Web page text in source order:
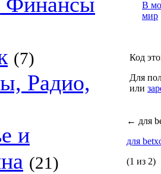
(7)
Радио,
и
(21)
В
мир
Код
Для
или
← для
для
(1 из 2)